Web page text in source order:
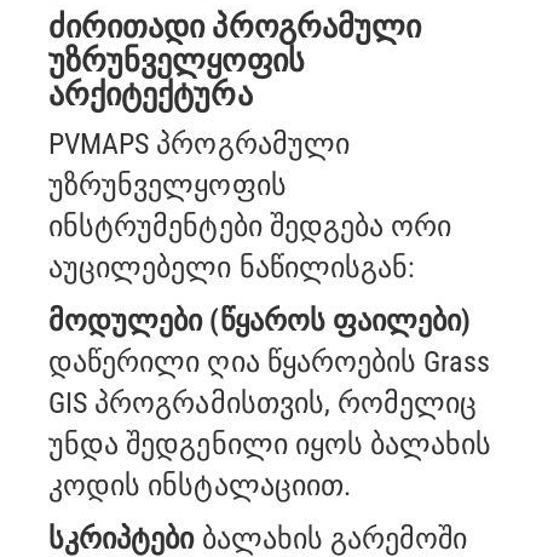
ძირითადი პროგრამული
უზრუნველყოფის
არქიტექტურა
PVMAPS პროგრამული
უზრუნველყოფის
ინსტრუმენტები შედგება ორი
აუცილებელი ნაწილისგან:
მოდულები (წყაროს ფაილები)
დაწერილი ღია წყაროების Grass
GIS პროგრამისთვის, რომელიც
უნდა შედგენილი იყოს ბალახის
კოდის ინსტალაციით.
სკრიპტებიბალახის გარემოში